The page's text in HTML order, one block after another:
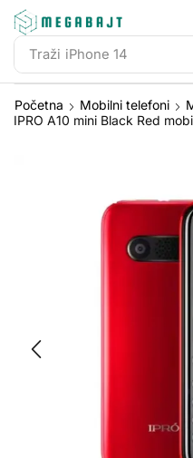
Traži iPhone 14
Početna Mobilni telefoni
IPRO A10 mini Black Red